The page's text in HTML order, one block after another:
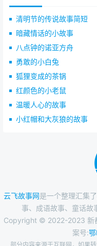
清明节的传说故事简短
暗藏情话的小故事
八点钟的诺亚方舟
勇敢的小白兔
狐狸变成的茶锅
红颜色的小老鼠
温暖人心的故事
小红帽和大灰狼的故事
云飞故事网是一个整理汇集
事、成语故事、童话故
Copyright © 2022-2023 新
案号: